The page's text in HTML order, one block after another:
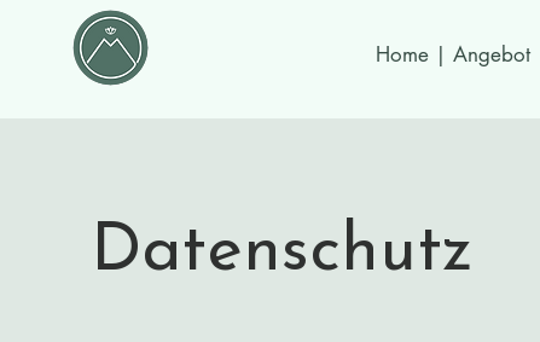
Home | Angebot
Datenschutz